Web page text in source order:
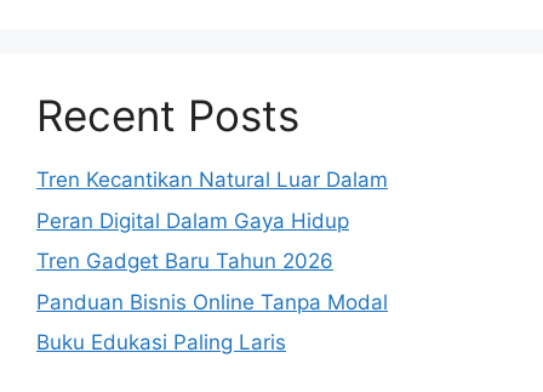
Recent Posts
Tren Kecantikan Natural Luar Dalam
Peran Digital Dalam Gaya Hidup
Tren Gadget Baru Tahun 2026
Panduan Bisnis Online Tanpa Modal
Buku Edukasi Paling Laris